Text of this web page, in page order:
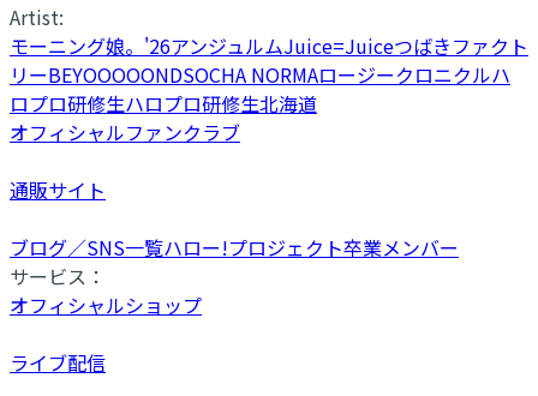
Artist:
モーニング娘。'26アンジュルムJuice=Juiceつばきファクト
リーBEYOOOOONDSOCHA NORMAロージークロニクルハ
ロプロ研修生ハロプロ研修生北海道
オフィシャルファンクラブ
通販サイト
ブログ／SNS一覧ハロー!プロジェクト卒業メンバー
サービス：
オフィシャルショップ
ライブ配信